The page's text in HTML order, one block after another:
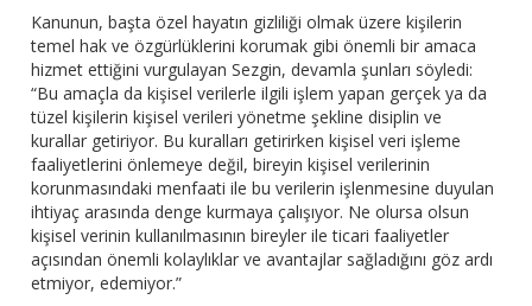
Kanunun, başta özel hayatın gizliliği olmak üzere kişilerin
temel hak ve özgürlüklerini korumak gibi önemli bir amaca
hizmet ettiğini vurgulayan Sezgin, devamla şunları söyledi:
“Bu amaçla da kişisel verilerle ilgili işlem yapan gerçek ya da
tüzel kişilerin kişisel verileri yönetme şekline disiplin ve
kurallar getiriyor. Bu kuralları getirirken kişisel veri işleme
faaliyetlerini önlemeye değil, bireyin kişisel verilerinin
korunmasındaki menfaati ile bu verilerin işlenmesine duyulan
ihtiyaç arasında denge kurmaya çalışıyor. Ne olursa olsun
kişisel verinin kullanılmasının bireyler ile ticari faaliyetler
açısından önemli kolaylıklar ve avantajlar sağladığını göz ardı
etmiyor, edemiyor.”